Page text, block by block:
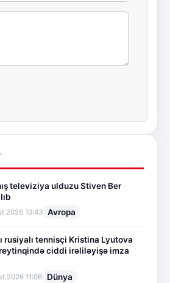
televiziya ulduzu Stiven Ber
10:43 Avropa
rusiyalı tennisçi Kristina Lyutova
ciddi irəliləyişə imza
11:06 Dünya